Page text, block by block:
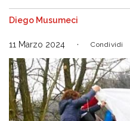
Diego Musumeci
11 Marzo 2024 Condividi